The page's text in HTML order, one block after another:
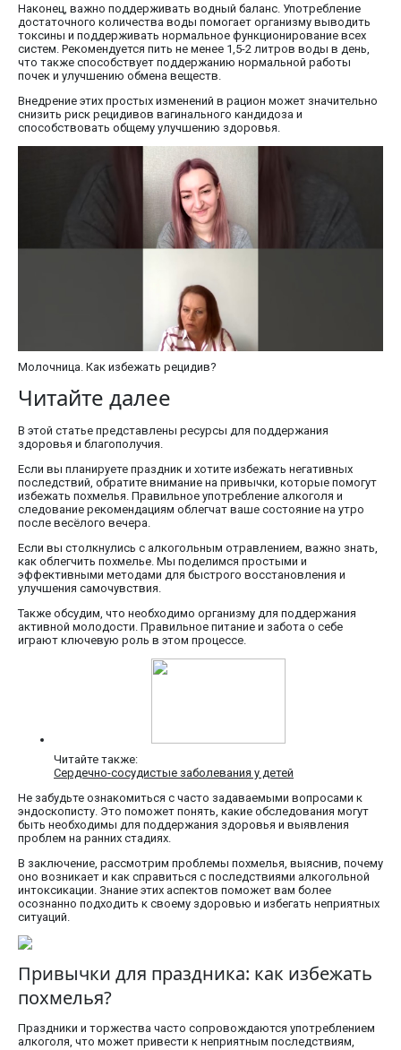
Наконец, важно поддерживать водный баланс. Употребление
достаточного количества воды помогает организму выводить
токсины и поддерживать нормальное функционирование всех
систем. Рекомендуется пить не менее 1,5-2 литров воды в день,
что также способствует поддержанию нормальной работы
почек и улучшению обмена веществ.
Внедрение этих простых изменений в рацион может значительно
снизить риск рецидивов вагинального кандидоза и
способствовать общему улучшению здоровья.
Молочница. Как избежать рецидив?
Читайте далее
В этой статье представлены ресурсы для поддержания
здоровья и благополучия.
Если вы планируете праздник и хотите избежать негативных
последствий, обратите внимание на привычки, которые помогут
избежать похмелья. Правильное употребление алкоголя и
следование рекомендациям облегчат ваше состояние на утро
после весёлого вечера.
Если вы столкнулись с алкогольным отравлением, важно знать,
как облегчить похмелье. Мы поделимся простыми и
эффективными методами для быстрого восстановления и
улучшения самочувствия.
Также обсудим, что необходимо организму для поддержания
активной молодости. Правильное питание и забота о себе
играют ключевую роль в этом процессе.
Читайте также:
Сердечно-сосудистые заболевания у детей
Не забудьте ознакомиться с часто задаваемыми вопросами к
эндоскописту. Это поможет понять, какие обследования могут
быть необходимы для поддержания здоровья и выявления
проблем на ранних стадиях.
В заключение, рассмотрим проблемы похмелья, выяснив, почему
оно возникает и как справиться с последствиями алкогольной
интоксикации. Знание этих аспектов поможет вам более
осознанно подходить к своему здоровью и избегать неприятных
ситуаций.
Привычки для праздника: как избежать
похмелья?
Праздники и торжества часто сопровождаются употреблением
алкоголя, что может привести к неприятным последствиям,